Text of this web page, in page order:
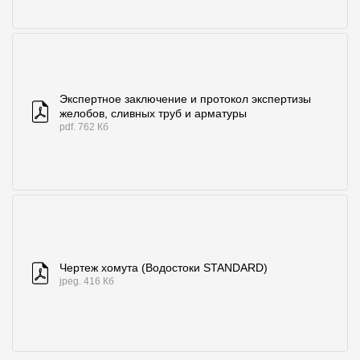
Экспертное заключение и протокол экспертизы
желобов, сливных труб и арматуры
pdf. 762 Кб
Чертеж хомута (Водостоки STANDARD)
jpeg. 416 Кб